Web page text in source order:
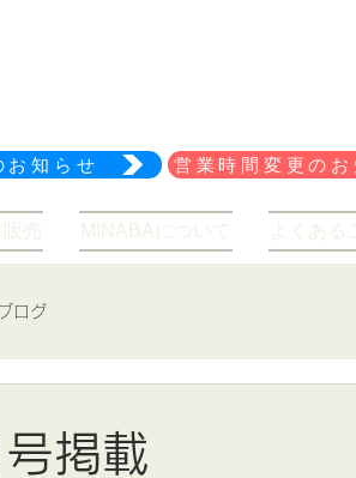
お知らせ 営業時間変更の
売 MINABAについて よくある
ログ
掲載